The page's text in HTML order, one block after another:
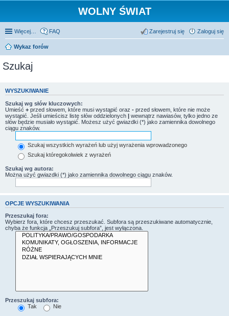
WOLNY ŚWIAT
Więcej… FAQ Zaloguj się
Zarejestruj się
Wykaz forów
Szukaj
WYSZUKIWANIE
Szukaj wg słów kluczowych:
Umieść + przed słowem, które musi wystąpić oraz - przed słowem, które nie może
wystąpić. Jeśli umieścisz listę słów oddzielonych | wewnątrz nawiasów, tylko jedno ze
słów będzie musiało wystąpić. Możesz użyć gwiazdki (*) jako zamiennika dowolnego
ciągu znaków.
Szukaj wszystkich wyrażeń lub użyj wyrażenia wprowadzonego
Szukaj któregokolwiek z wyrażeń
Szukaj wg autora:
Można użyć gwiazdki (*) jako zamiennika dowolnego ciągu znaków.
OPCJE WYSZUKIWANIA
Przeszukaj fora:
Wybierz fora, które chcesz przeszukać. Subfora są przeszukiwane automatycznie,
chyba że funkcja „Przeszukuj subfora”, jest wyłączona.
Przeszukaj subfora:
Tak
Nie